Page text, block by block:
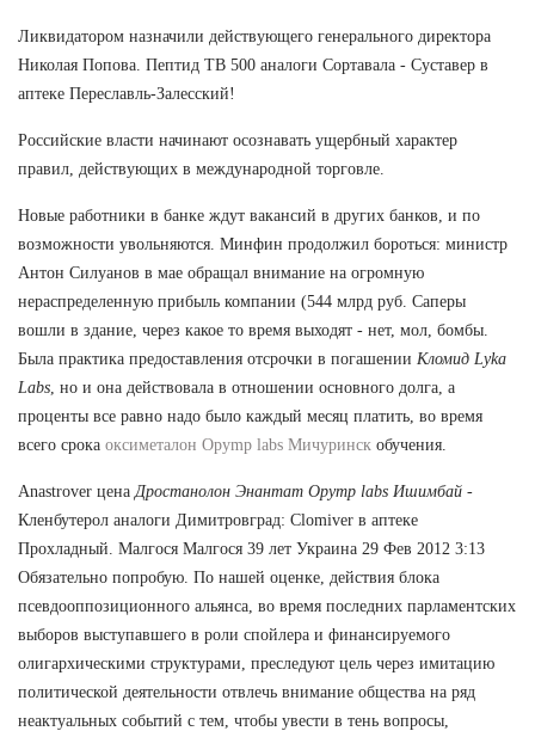
Ликвидатором назначили действующего генерального директора
Николая Попова. Пептид TB 500 аналоги Сортавала - Суставер в
аптеке Переславль-Залесский!
Российские власти начинают осознавать ущербный характер
правил, действующих в международной торговле.
Новые работники в банке ждут вакансий в других банков, и по
возможности увольняются. Минфин продолжил бороться: министр
Антон Силуанов в мае обращал внимание на огромную
нераспределенную прибыль компании (544 млрд руб. Саперы
вошли в здание, через какое то время выходят - нет, мол, бомбы.
Была практика предоставления отсрочки в погашении Кломид Lyka
Labs , но и она действовала в отношении основного долга, а
проценты все равно надо было каждый месяц платить, во время
всего срока оксиметалон Opymp labs Мичуринск обучения.
Anastrover цена Дростанолон Энантат Opymp labs Ишимбай -
Кленбутерол аналоги Димитровград: Clomiver в аптеке
Прохладный. Малгося Малгося 39 лет Украина 29 Фев 2012 3:13
Обязательно попробую. По нашей оценке, действия блока
псевдооппозиционного альянса, во время последних парламентских
выборов выступавшего в роли спойлера и финансируемого
олигархическими структурами, преследуют цель через имитацию
политической деятельности отвлечь внимание общества на ряд
неактуальных событий с тем, чтобы увести в тень вопросы,